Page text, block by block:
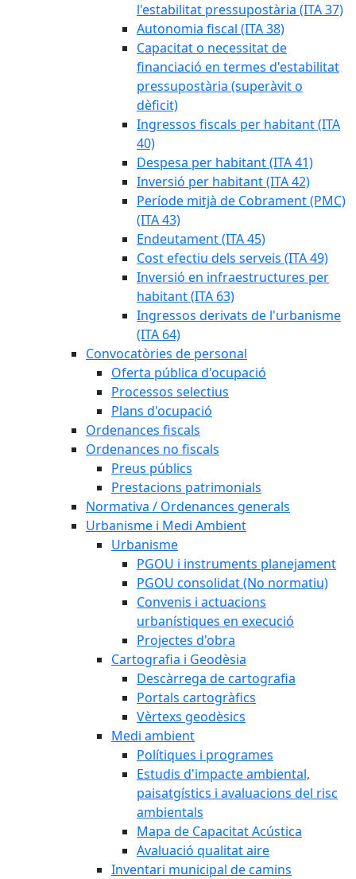
l'estabilitat pressupostària (ITA 37)
Autonomia fiscal (ITA 38)
Capacitat o necessitat de
financiació en termes d'estabilitat
pressupostària (superàvit o
dèficit)
Ingressos fiscals per habitant (ITA
40)
Despesa per habitant (ITA 41)
Inversió per habitant (ITA 42)
Període mitjà de Cobrament (PMC)
(ITA 43)
Endeutament (ITA 45)
Cost efectiu dels serveis (ITA 49)
Inversió en infraestructures per
habitant (ITA 63)
Ingressos derivats de l'urbanisme
(ITA 64)
Convocatòries de personal
Oferta pública d'ocupació
Processos selectius
Plans d'ocupació
Ordenances fiscals
Ordenances no fiscals
Preus públics
Prestacions patrimonials
Normativa / Ordenances generals
Urbanisme i Medi Ambient
Urbanisme
PGOU i instruments planejament
PGOU consolidat (No normatiu)
Convenis i actuacions
urbanístiques en execució
Projectes d'obra
Cartografia i Geodèsia
Descàrrega de cartografia
Portals cartogràfics
Vèrtexs geodèsics
Medi ambient
Polítiques i programes
Estudis d'impacte ambiental,
paisatgístics i avaluacions del risc
ambientals
Mapa de Capacitat Acústica
Avaluació qualitat aire
Inventari municipal de camins